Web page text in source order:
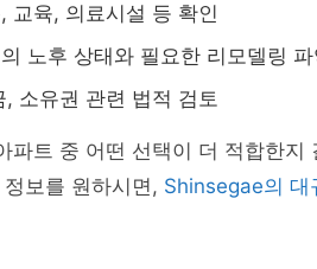
교육, 의료시설 등 확인
노후 상태와 필요한 리모델링
소유권 관련 법적 검토
파트 중 어떤 선택이 더 적합한지
보를 원하시면, Shinsegae의 대